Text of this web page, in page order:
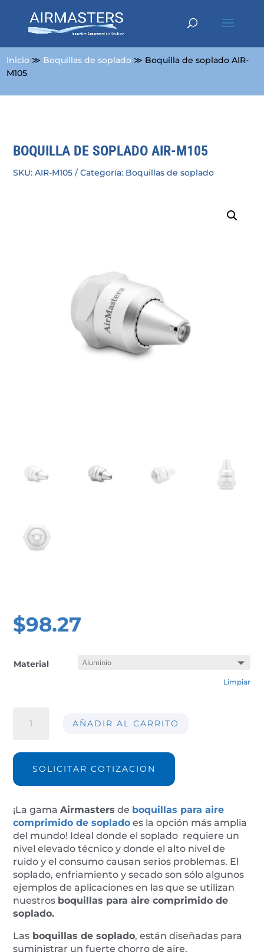
Inicio ≫ Boquillas de soplado ≫ Boquilla de soplado AIR-
M105
BOQUILLA DE SOPLADO AIR-M105
SKU:AIR-M105 Categoría: Boquillas de soplado
$98.27
Material
Limpiar
AIR-
M105
cantidad
AÑADIR AL CARRITO
SOLICITAR COTIZACION
¡La gamaAirmasters de boquillas para aire
comprimido de soplado es la opción más amplia
del mundo! Ideal donde el soplado requiere un
nivel elevado técnico y donde el alto nivel de
ruido y el consumo causan serios problemas. El
soplado, enfriamiento y secado son sólo algunos
ejemplos de aplicaciones en las que se utilizan
nuestros boquillas para aire comprimido de
soplado.
Las boquillas de soplado, están diseñadas para
suministrar un fuerte chorro de aire,